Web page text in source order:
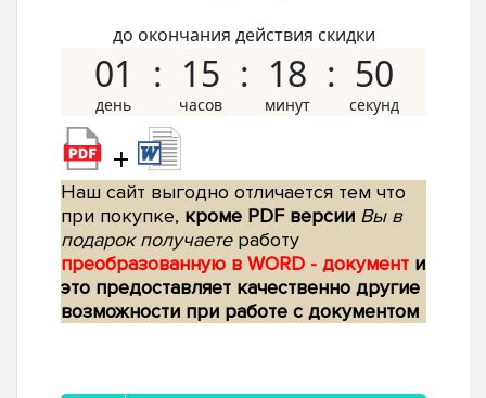
до окончания действия скидки
01 15 18 49
+
Наш сайт выгодно отличается тем что
при покупке, кроме PDF версии Вы в
подарок получаетеработу
преобразованную в WORD - документ и
это предоставляет качественно другие
возможности при работе с документом